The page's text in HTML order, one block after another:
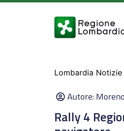
Lombardia Notizie
Autore:
Rally 4